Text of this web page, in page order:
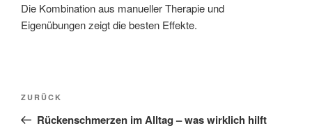
Die Kombination aus manueller Therapie und
Eigenübungen zeigt die besten Effekte.
Beitragsnavigation
Vorheriger
Beitrag
ZURÜCK
Rückenschmerzen im Alltag – was wirklich hilft